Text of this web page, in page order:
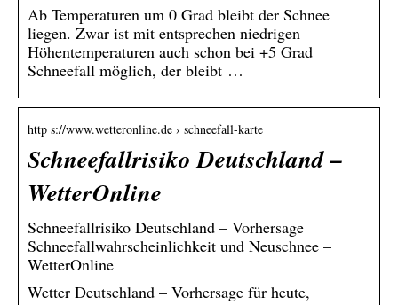
Ab Temperaturen um 0 Grad bleibt der Schnee
liegen. Zwar ist mit entsprechen niedrigen
Höhentemperaturen auch schon bei +5 Grad
Schneefall möglich, der bleibt …
http s://www.wetteronline.de › schneefall-karte
Schneefallrisiko Deutschland –
WetterOnline
Schneefallrisiko Deutschland – Vorhersage
Schneefallwahrscheinlichkeit und Neuschnee –
WetterOnline
Wetter Deutschland – Vorhersage für heute,